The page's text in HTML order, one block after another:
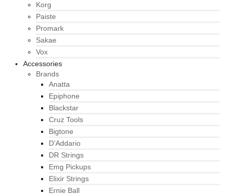
Korg
Paiste
Promark
Sakae
Vox
Accessories
Brands
Anatta
Epiphone
Blackstar
Cruz Tools
Bigtone
D’Addario
DR Strings
Emg Pickups
Elixir Strings
Ernie Ball